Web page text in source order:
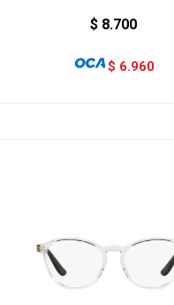
$ 8.700
$ 6.960